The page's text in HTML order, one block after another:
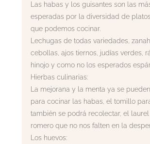
Las habas y los guisantes son las
esperadas por la diversidad de
que podemos cocinar.
Lechugas de todas variedades,
cebollas, ajos tiernos, judías verdes,
hinojo y como no los esperados
Hierbas culinarias:
La mejorana y la menta ya se
para cocinar las habas, el tomillo
también se podrá recolectar, el laurel
romero que no nos falten en la
Los huevos: